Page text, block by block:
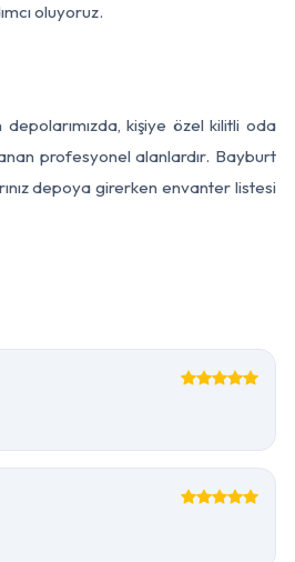
oluyoruz.
kişiye özel kilitli oda
profesyonel alanlardır. Bayburt
depoya girerken envanter listesi